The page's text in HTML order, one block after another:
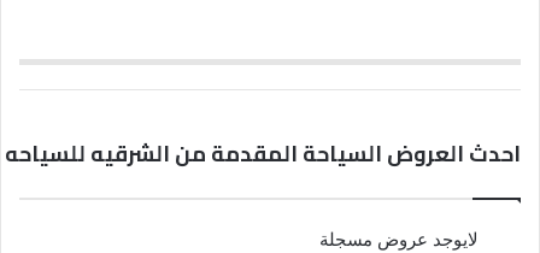
احدث العروض السياحة المقدمة من الشرقيه للسياحه
لايوجد عروض مسجلة